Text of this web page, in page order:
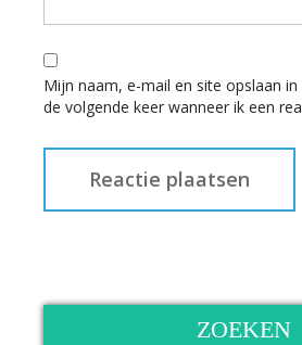
Mijn naam, e-mail en site opslaan
de volgende keer wanneer ik een
ZOEKEN